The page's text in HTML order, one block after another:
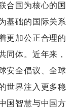
国为核心的国
基础的国际关系
更加公正合理的
同体。近年来，
安全倡议、全球
世界注入更多稳
国智慧与中国方